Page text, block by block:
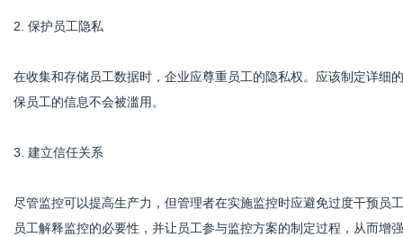
2. 保护员工隐私
在收集和存储员工数据时，企业应尊重员工的隐私权。应该制定详细
保员工的信息不会被滥用。
3. 建立信任关系
尽管监控可以提高生产力，但管理者在实施监控时应避免过度干预员
员工解释监控的必要性，并让员工参与监控方案的制定过程，从而增